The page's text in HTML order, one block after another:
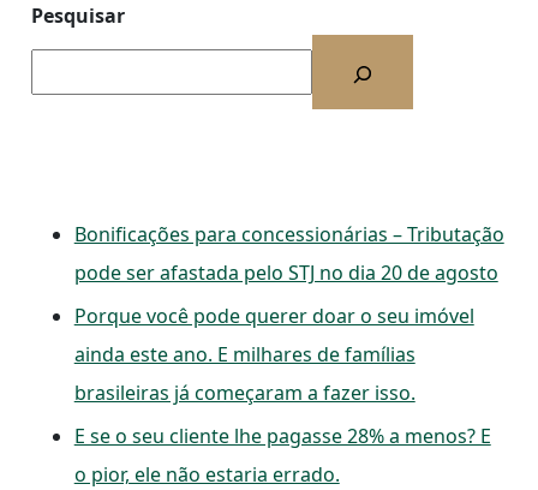
Pesquisar
Bonificações para concessionárias – Tributação
pode ser afastada pelo STJ no dia 20 de agosto
Porque você pode querer doar o seu imóvel
ainda este ano. E milhares de famílias
brasileiras já começaram a fazer isso.
E se o seu cliente lhe pagasse 28% a menos? E
o pior, ele não estaria errado.